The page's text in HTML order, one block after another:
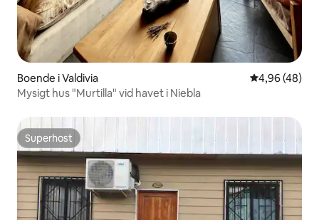
Boende i Valdivia 4,96 av 5 i
4,96 (48)
Mysigt hus "Murtilla" vid havet i Niebla
Superhost
Superhost